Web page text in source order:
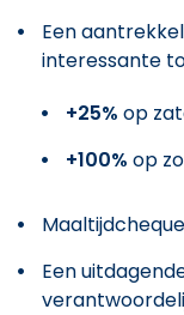
Een
interessante
+25% op
+100% op
Een